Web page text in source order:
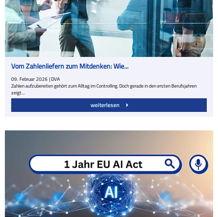
Vom Zahlenliefern zum Mitdenken: Wie...
09. Februar 2026 | DVA
Zahlen aufzubereiten gehört zum Alltag im Controlling. Doch gerade in den ersten Berufsjahren
zeigt…
weiterlesen